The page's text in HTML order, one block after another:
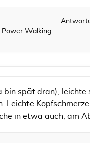
Walking
spät dran),
Leichte
in etwa auch, am